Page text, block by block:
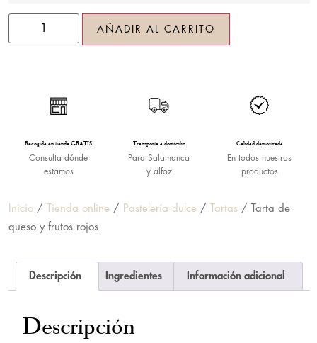
AÑADIR AL CARRITO
Recogida en tienda GRATIS
Consulta dónde
estamos
Transporte a domicilio
Para Salamanca
y alfoz
Calidad demostrada
En todos nuestros
productos
Inicio / Tienda online / Pastelería dulce / Tartas / Tarta de
queso y frutos rojos
Descripción Ingredientes Información adicional
Descripción